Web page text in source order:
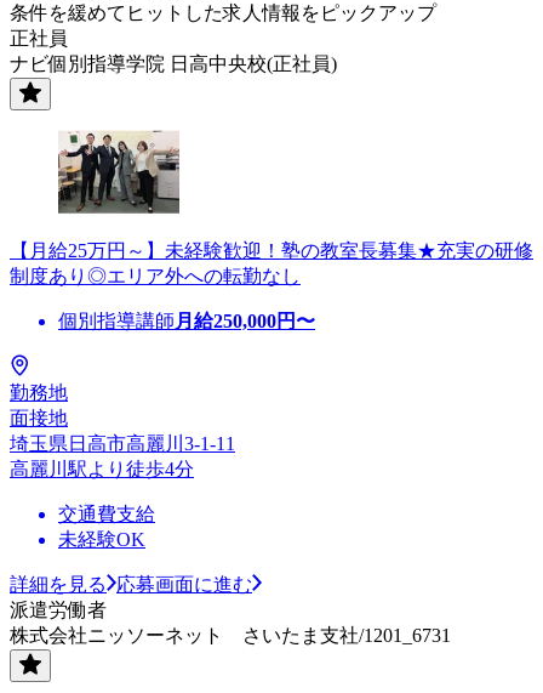
条件を緩めてヒットした求人情報をピックアップ
正社員
ナビ個別指導学院 日高中央校(正社員)
【月給25万円～】未経験歓迎！塾の教室長募集★充実の研修
制度あり◎エリア外への転勤なし
個別指導講師 月給250,000円〜
勤務地
面接地
埼玉県日高市高麗川3-1-11
高麗川駅より徒歩4分
交通費支給
未経験OK
詳細を見る
応募画面に進む
派遣労働者
株式会社ニッソーネット さいたま支社/1201_6731